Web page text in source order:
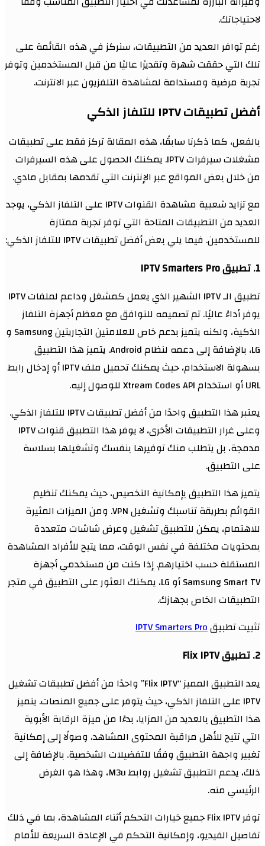
لاحتياجاتك.
رغم توافر العديد من التطبيقات، سنركز في هذه القائمة على
تلك التي حققت شهرة وتقديرًا عاليًا من قبل المستخدمين وتوفر
تجربة مرضية ومستدامة لمشاهدة التلفزيون عبر الانترنت.
أفضل تطبيقات IPTV للتلفاز الذكي
بالفعل، كما ذكرنا سابقًا، هذه المقالة تركز فقط على تطبيقات
مشغلات سيرفرات IPTV. يمكنك الحصول على هذه السيرفرات
من خلال بعض المواقع عبر الإنترنت التي تقدمها بمقابل مادي.
مع تزايد شعبية مشاهدة القنوات IPTV على التلفاز الذكي، يوجد
العديد من التطبيقات المتاحة التي توفر تجربة ممتازة
للمستخدمين. فيما يلي بعض أفضل تطبيقات IPTV للتلفاز الذكي:
1. تطبيق IPTV Smarters Pro
تطبيق الـ IPTV الشهير الذي يعمل كمشغل وداعم لملفات IPTV
يوفر أداءً عاليًا. تم تصميمه للتوافق مع معظم أجهزة التلفاز
الذكية، ولكنه يتميز بدعم خاص للعلامتين التجاريتين Samsung و
LG، بالإضافة إلى دعمه لنظام Android. يتميز هذا التطبيق
بسهولة الاستخدام، حيث يمكنك تحميل ملف IPTV أو إدخال رابط
URL أو استخدام Xtream Codes API للوصول إليه.
يعتبر هذا التطبيق واحدًا من أفضل تطبيقات IPTV للتلفاز الذكي.
وعلى غرار التطبيقات الأخرى، لا يوفر هذا التطبيق قنوات IPTV
مدمجة، بل يتطلب منك توفيرها بنفسك وتشغيلها بسلاسة
على التطبيق.
يتميز هذا التطبيق بإمكانية التخصيص، حيث يمكنك تنظيم
القوائم بطريقة تناسبك وتشغيل VPN. ومن الميزات المثيرة
للاهتمام، يمكن للتطبيق تشغيل وعرض شاشات متعددة
بمحتويات مختلفة في نفس الوقت، مما يتيح للأفراد المشاهدة
المستقلة حسب اختيارهم. إذا كنت من مستخدمي أجهزة
Samsung Smart TV أو LG، يمكنك العثور على التطبيق في متجر
التطبيقات الخاص بجهازك.
تثبيت تطبيقIPTV Smarters Pro
2. تطبيق Flix IPTV
يعد التطبيق المميز “Flix IPTV” واحدًا من أفضل تطبيقات تشغيل
IPTV على التلفاز الذكي، حيث يتوفر على جميع المنصات. يتميز
هذا التطبيق بالعديد من المزايا، بدءًا من ميزة الرقابة الأبوية
التي تتيح للأهل مراقبة المحتوى المشاهد، وصولًا إلى إمكانية
تغيير واجهة التطبيق وفقًا للتفضيلات الشخصية. بالإضافة إلى
ذلك، يدعم التطبيق تشغيل روابط M3u، وهذا هو الغرض
الرئيسي منه.
توفر Flix IPTV جميع خيارات التحكم أثناء المشاهدة، بما في ذلك
تفاصيل الفيديو، وإمكانية التحكم في الإعادة السريعة للأمام